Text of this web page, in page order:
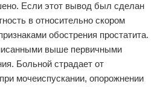
Если этот вывод был сделан
в относительно скором
обострения простатита.
выше первичными
Больной страдает от
мочеиспускании, опорожнении